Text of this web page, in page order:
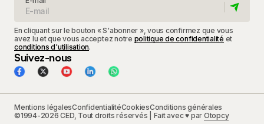
En cliquant sur le bouton « S'abonner », vous confirmez que vous
avez lu et que vous acceptez notre politique de confidentialité et
conditions d'utilisation.
Suivez-nous
Mentions légalesConfidentialitéCookiesConditions générales
©1994-2026 CED, Tout droits réservés | Fait avec ♥ par Otopcy